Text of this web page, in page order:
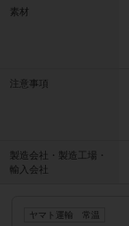
素材
注意事項
製造会社・製造工場・
輸入会社
ヤマト運輸 常温